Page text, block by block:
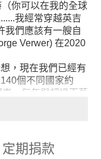
你可以在我的全球
我經常穿越英吉
我們應該有一艘自
Verwer) 在2020
，現在我們已經有
個不同國家約
，每年與超過百萬
我們國際事工的幫
定期捐款